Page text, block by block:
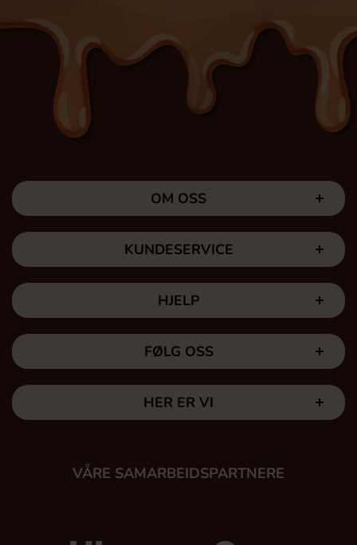
OM OSS
KUNDESERVICE
HJELP
FØLG OSS
HER ER VI
VÅRE SAMARBEIDSPARTNERE